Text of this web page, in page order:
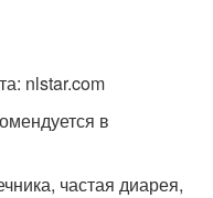
nlstar.com
в
частая диарея,